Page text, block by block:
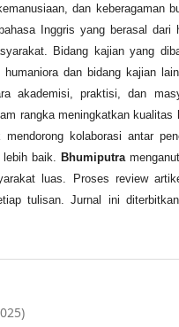
dan keberagaman
Inggris yang berasal
Bidang kajian yang
humaniora dan bidang kajian
akademisi, praktisi, dan
rangka meningkatkan
mendorong kolaborasi antar
lebih baik. Bhumiputra
luas. Proses review
tulisan. Jurnal ini